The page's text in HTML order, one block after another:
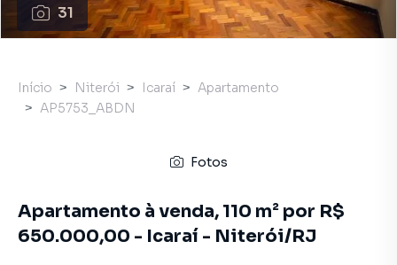
31
Início Niterói Icaraí
Apartamento
AP5753_ABDN
Fotos
Apartamento à venda, 110 m² por R$
650.000,00 - Icaraí - Niterói/RJ